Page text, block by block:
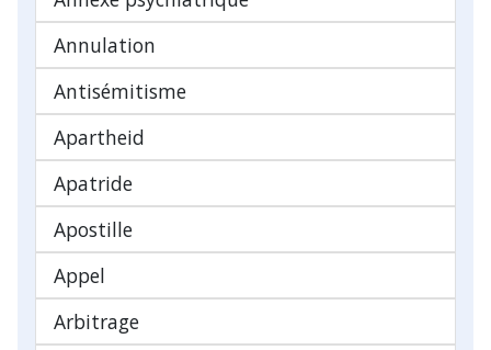
Annulation
Antisémitisme
Apartheid
Apatride
Apostille
Appel
Arbitrage